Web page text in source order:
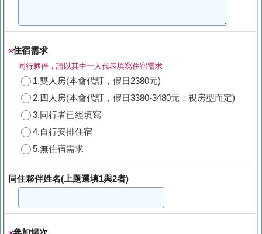
※住宿需求
同行夥伴，請以其中一人代表填寫住宿需求
1.雙人房(本會代訂，假日2380元)
2.四人房(本會代訂，假日3380-3480元；視房型而定)
3.同行者已經填寫
4.自行安排住宿
5.無住宿需求
同住夥伴姓名(上題選填1與2者)